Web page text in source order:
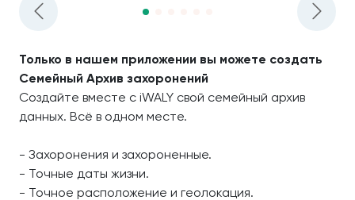
Только в нашем приложении вы можете создать
Семейный Архив захоронений
Создайте вместе с iWALY свой семейный архив
данных. Всё в одном месте.
- Захоронения и захороненные.
- Точные даты жизни.
- Точное расположение и геолокация.